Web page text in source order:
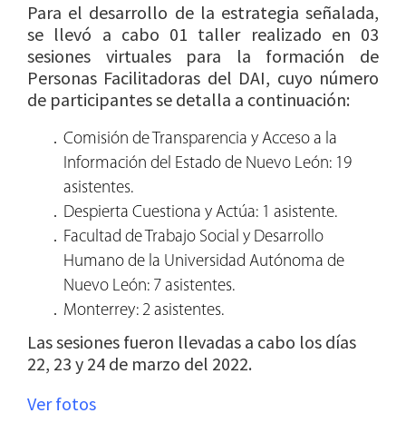
Para el desarrollo de la estrategia señalada,
se llevó a cabo 01 taller realizado en 03
sesiones virtuales para la formación de
Personas Facilitadoras del DAI, cuyo número
de participantes se detalla a continuación:
Comisión de Transparencia y Acceso a la
Información del Estado de Nuevo León: 19
asistentes.
Despierta Cuestiona y Actúa: 1 asistente.
Facultad de Trabajo Social y Desarrollo
Humano de la Universidad Autónoma de
Nuevo León: 7 asistentes.
Monterrey: 2 asistentes.
Las sesiones fueron llevadas a cabo los días
22, 23 y 24 de marzo del 2022.
Ver fotos